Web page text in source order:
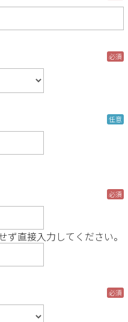
必須
任意
必須
直接入力してください。
必須